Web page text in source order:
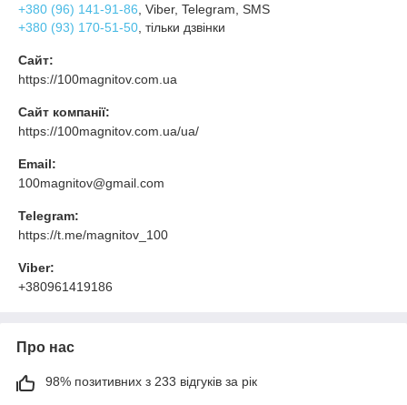
+380 (96) 141-91-86 , Viber, Telegram, SMS
+380 (93) 170-51-50 , тільки дзвінки
Сайт:
https://100magnitov.com.ua
Сайт компанії:
https://100magnitov.com.ua/ua/
Email:
100magnitov@gmail.com
Telegram:
https://t.me/magnitov_100
Viber:
+380961419186
Про нас
98% позитивних з 233 відгуків за рік